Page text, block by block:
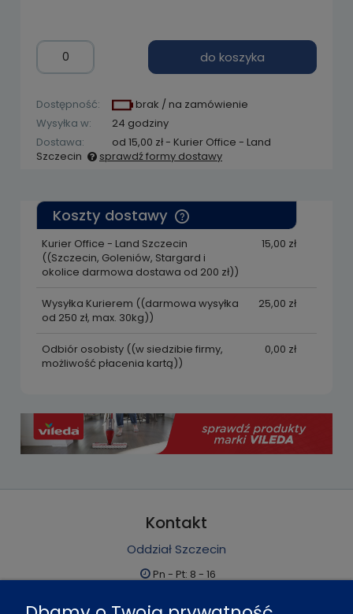
do koszyka
Dostępność:
brak / na zamówienie
Wysyłka w:
24 godziny
Dostawa:
od 15,00 zł- Kurier Office - Land
Szczecin
sprawdź formy dostawy
Koszty dostawy
Cena nie zawiera ewentualnych kosztów
płatności
Kurier Office - Land Szczecin
((Szczecin, Goleniów, Stargard i
okolice darmowa dostawa od 200 zł))
15,00 zł
Wysyłka Kurierem ((darmowa wysyłka
od 250 zł, max. 30kg))
25,00 zł
Odbiór osobisty((w siedzibie firmy,
możliwość płacenia kartą))
0,00 zł
Kontakt
Oddział Szczecin
Pn - Pt: 8 - 16